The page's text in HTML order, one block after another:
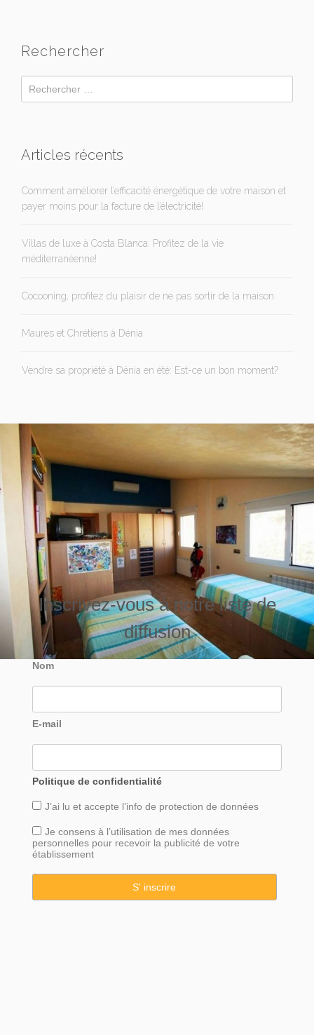
Rechercher
Articles récents
Comment améliorer l’efficacité énergétique de votre maison et
payer moins pour la facture de l’électricité!
Villas de luxe à Costa Blanca: Profitez de la vie
méditerranéenne!
Cocooning, profitez du plaisir de ne pas sortir de la maison
Maures et Chrétiens à Dénia
Vendre sa propriété à Dénia en été: Est-ce un bon moment?
Inscrivez-vous à notre liste de
diffusion
Nom
E-mail
Politique de confidentialité
J’ai lu et accepte l’info de protection de données
Je consens à l’utilisation de mes données
personnelles pour recevoir la publicité de votre
établissement